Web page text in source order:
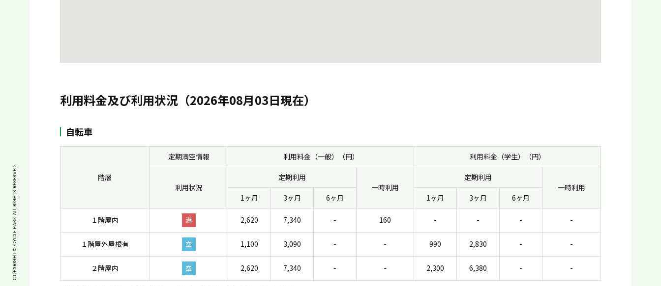
利用料金及び利用状況（2026年08月03日現在）
自転車
階層
定期満空情報 利用料金（一般）（円） 利用料金（学生）（円）
利用状況
定期利用
一時利用
定期利用
一時利用
1ヶ月
3ヶ月 6ヶ月 1ヶ月 3ヶ月 6ヶ月
１階屋内 満 2,620 7,340 - 160 - - - -
１階屋外屋根有 空 1,100 3,090 - - 990 2,830 - -
２階屋内 空 2,620 7,340 - - 2,300 6,380 - -
COPYRIGHT © CYCLE PARK ALL RIGHTS RESERVED.